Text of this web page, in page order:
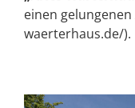
einen
waerterhaus.de/).